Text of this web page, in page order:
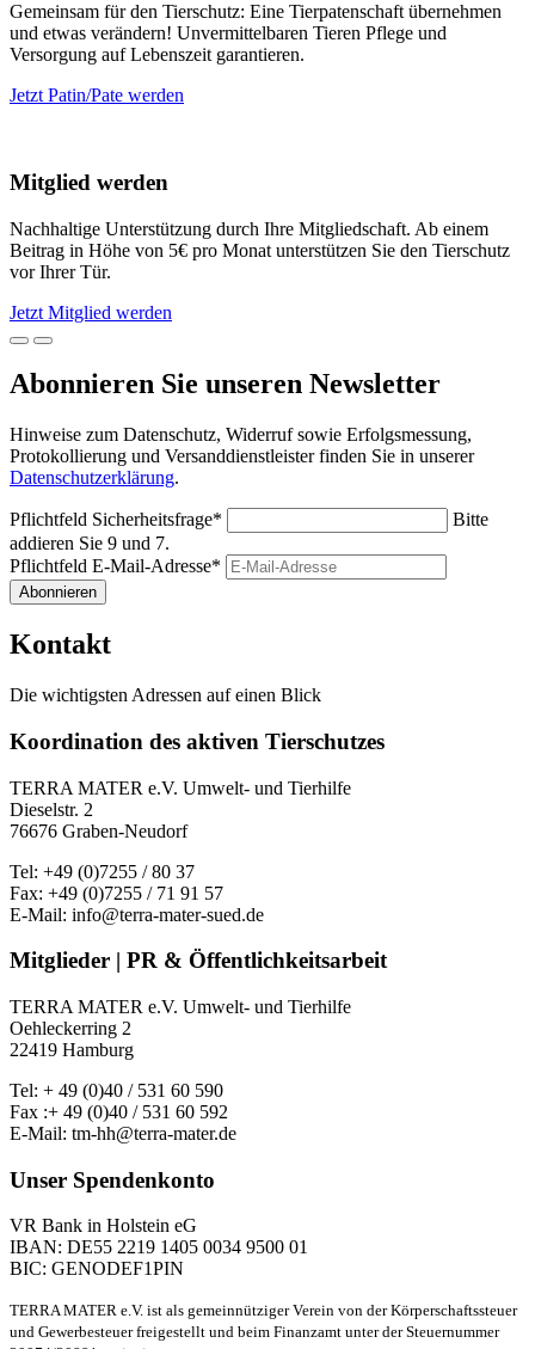
Gemeinsam für den Tierschutz: Eine Tierpatenschaft übernehmen
und etwas verändern! Unvermittelbaren Tieren Pflege und
Versorgung auf Lebenszeit garantieren.
Jetzt Patin/Pate werden
Mitglied werden
Nachhaltige Unterstützung durch Ihre Mitgliedschaft. Ab einem
Beitrag in Höhe von 5€ pro Monat unterstützen Sie den Tierschutz
vor Ihrer Tür.
Jetzt Mitglied werden
Abonnieren Sie unseren Newsletter
Hinweise zum Datenschutz, Widerruf sowie Erfolgsmessung,
Protokollierung und Versanddienstleister finden Sie in unserer
Datenschutzerklärung.
Pflichtfeld Sicherheitsfrage*
Bitte
addieren Sie 9 und 7.
Pflichtfeld E-Mail-Adresse*
Abonnieren
Kontakt
Die wichtigsten Adressen auf einen Blick
Koordination des aktiven Tierschutzes
TERRA MATER e.V. Umwelt- und Tierhilfe
Dieselstr. 2
76676 Graben-Neudorf
Tel: +49 (0)7255 / 80 37
Fax: +49 (0)7255 / 71 91 57
E-Mail: info@terra-mater-sued.de
Mitglieder | PR & Öffentlichkeitsarbeit
TERRA MATER e.V. Umwelt- und Tierhilfe
Oehleckerring 2
22419 Hamburg
Tel: + 49 (0)40 / 531 60 590
Fax :+ 49 (0)40 / 531 60 592
E-Mail: tm-hh@terra-mater.de
Unser Spendenkonto
VR Bank in Holstein eG
IBAN: DE55 2219 1405 0034 9500 01
BIC: GENODEF1PIN
TERRA MATER e.V. ist als gemeinnütziger Verein von der Körperschaftssteuer
und Gewerbesteuer freigestellt und beim Finanzamt unter der Steuernummer